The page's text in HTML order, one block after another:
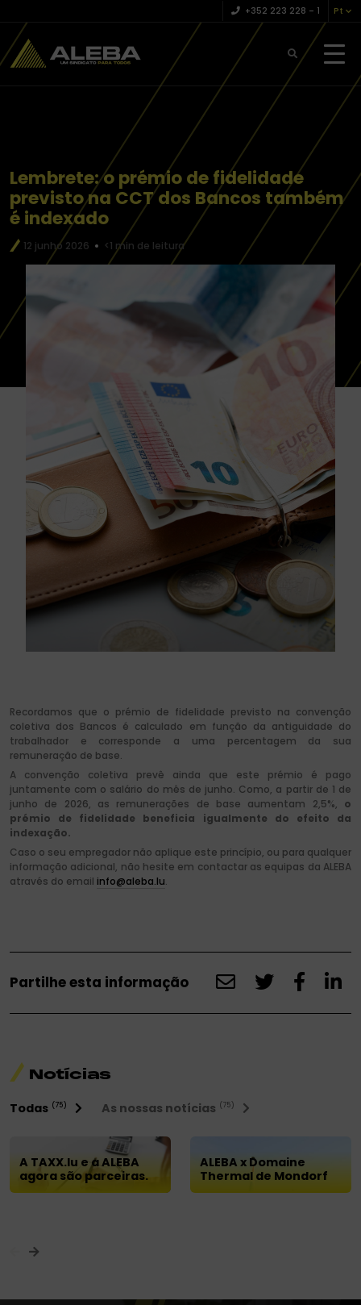
+352 223 228 – 1 Pt
Lembrete: o prémio de fidelidade
previsto na CCT dos Bancos também
é indexado
12 junho 2026 <1 min de leitura
Recordamos que o prémio de fidelidade previsto na convenção
coletiva dos Bancos é calculado em função da antiguidade do
trabalhador e corresponde a uma percentagem da sua
remuneração de base.
A convenção coletiva prevê ainda que este prémio é pago
juntamente com o salário do mês de junho. Como, a partir de 1 de
junho de 2026, as remunerações de base aumentam 2,5%, o
prémio de fidelidade beneficia igualmente do efeito da
indexação.
Caso o seu empregador não aplique este princípio, ou para qualquer
informação adicional, não hesite em contactar as equipas da ALEBA
através do email info@aleba.lu.
Partilhe esta informação
Notícias
Todas (75) As nossas notícias (75)
A TAXX.lu e a ALEBA
agora são parceiras.
ALEBA x Domaine
Thermal de Mondorf